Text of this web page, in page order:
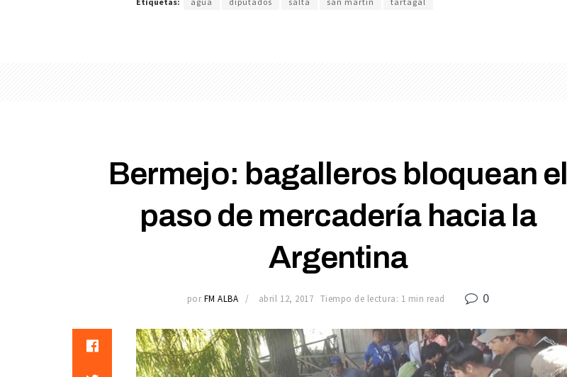
Bermejo: bagalleros bloquean el
paso de mercadería hacia la
Argentina
por FM ALBA abril 12, 2017 Tiempo de lectura: 1 min read 0